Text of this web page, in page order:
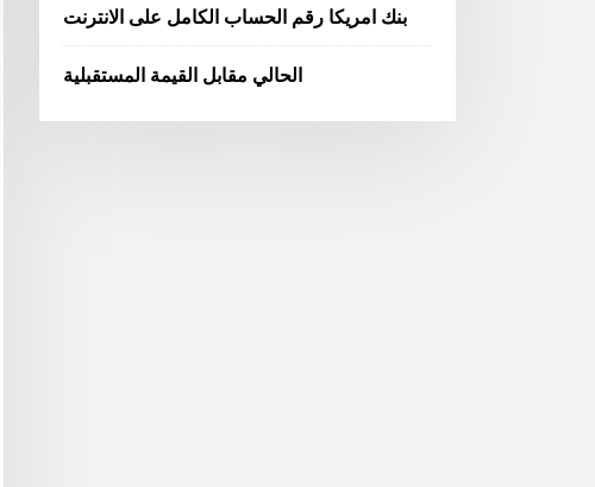
بنك امريكا رقم الحساب الكامل على الانترنت
الحالي مقابل القيمة المستقبلية